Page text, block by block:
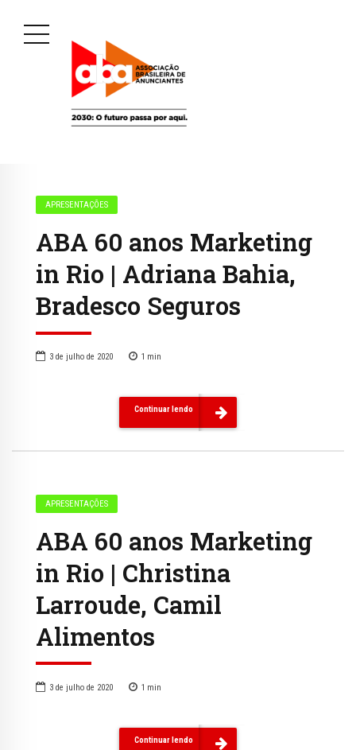
APRESENTAÇÕES
ABA 60 anos Marketing
in Rio | Adriana Bahia,
Bradesco Seguros
3 de julho de 2020 1 min
Continuar lendo
APRESENTAÇÕES
ABA 60 anos Marketing
in Rio | Christina
Larroude, Camil
Alimentos
3 de julho de 2020 1 min
Continuar lendo